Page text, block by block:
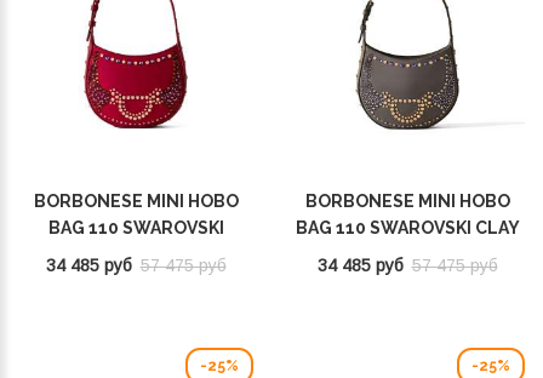
BORBONESE MINI HOBO
BAG 110 SWAROVSKI
BORGOGNA 923047AT3Z59
34 485 руб 57 475 руб
BORBONESE MINI HOBO
BAG 110 SWAROVSKI CLAY
GREY 923047AT3Z54
34 485 руб 57 475 руб
-25% -25%